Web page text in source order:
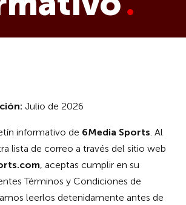
Julio de 2026
informativo de 6Media Sports. Al
lista de correo a través del sitio web
, aceptas cumplir en su
Términos y Condiciones de
leerlos detenidamente antes de